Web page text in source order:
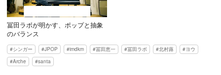
冨田ラボが明かす、ポップと抽象
のバランス
シンガー JPOP imdkm 冨田恵一 冨田ラボ 北村蕗
ヨウ
Arche
santa